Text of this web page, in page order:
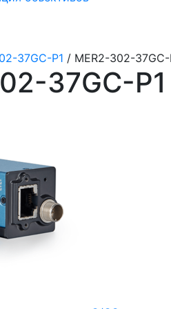
37GC-P1 / MER2-302-37GC-
37GC-P1